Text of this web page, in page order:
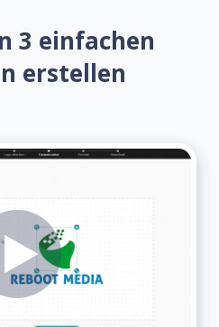
3 einfachen
erstellen